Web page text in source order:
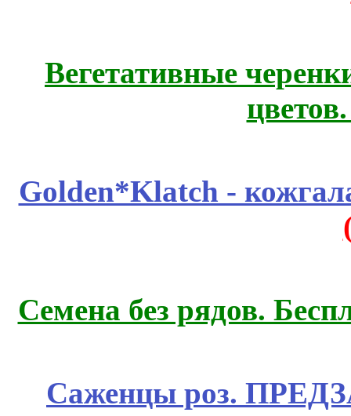
Вегетативные
Golden*Klatch -
Семена без рядов.
Саженцы роз.